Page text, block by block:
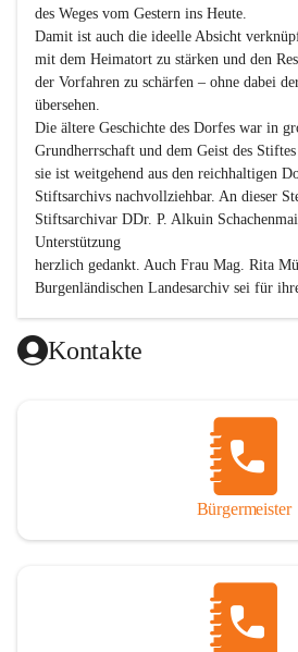
des Weges vom Gestern ins Heute.
Damit ist auch die ideelle Absicht
mit dem Heimatort zu stärken und den
der Vorfahren zu schärfen – ohne dabei
übersehen.
Die ältere Geschichte des Dorfes war in
Grundherrschaft und dem Geist des
sie ist weitgehend aus den reichhaltigen
Stiftsarchivs nachvollziehbar. An dieser
Stiftsarchivar DDr. P. Alkuin
Unterstützung
herzlich gedankt. Auch Frau Mag. Rita
Burgenländischen Landesarchiv sei für
Dank gilt den Textautoren dieser Chronik,
Redaktionsteam, für die gute
gedankt werden, die durch ihre
durch das Überlassen von Fotos und
dieses Buches wesentlich beigetragen haben.
Der Zeitdruck war enorm, um das Werk
Jubiläumsjahr abschließen zu können.
Ausführlichkeit behandelt erscheinen,
andere Fehler unterlief. Die Autoren
individuellen Möglichkeiten mit bestem
Kontakte
Bürgermeister